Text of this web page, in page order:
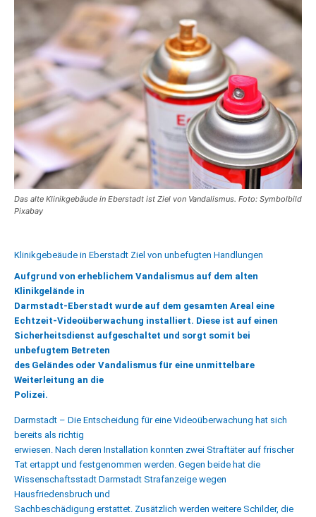
Das alte Klinikgebäude in Eberstadt ist Ziel von Vandalismus. Foto: Symbolbild
Pixabay
Klinikgebeäude in Eberstadt Ziel von unbefugten Handlungen
Aufgrund von erheblichem Vandalismus auf dem alten
Klinikgelände in
Darmstadt-Eberstadt wurde auf dem gesamten Areal eine
Echtzeit-Videoüberwachung installiert. Diese ist auf einen
Sicherheitsdienst aufgeschaltet und sorgt somit bei
unbefugtem Betreten
des Geländes oder Vandalismus für eine unmittelbare
Weiterleitung an die
Polizei.
Darmstadt – Die Entscheidung für eine Videoüberwachung hat sich
bereits als richtig
erwiesen. Nach deren Installation konnten zwei Straftäter auf frischer
Tat ertappt und festgenommen werden. Gegen beide hat die
Wissenschaftsstadt Darmstadt Strafanzeige wegen
Hausfriedensbruch und
Sachbeschädigung erstattet. Zusätzlich werden weitere Schilder, die